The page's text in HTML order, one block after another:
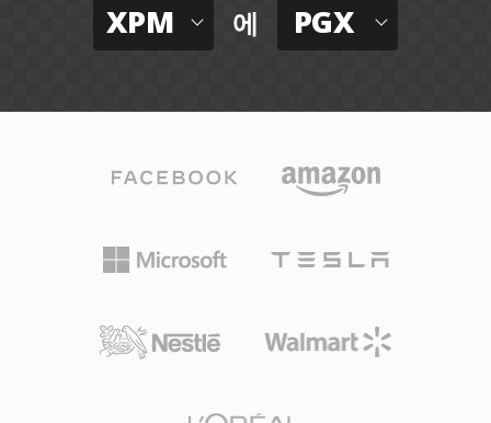
XPM 에 PGX